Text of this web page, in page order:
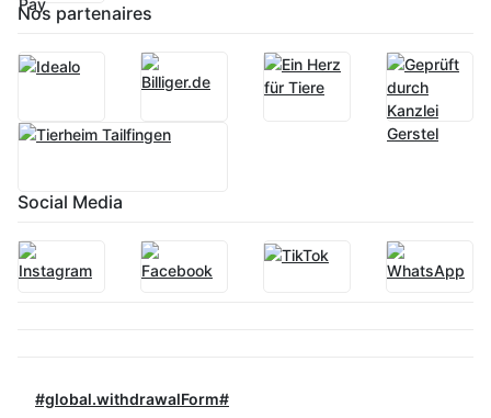
Nos partenaires
Social Media
#global.withdrawalForm#